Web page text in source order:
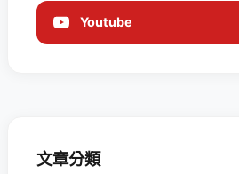
Youtube
文章分類